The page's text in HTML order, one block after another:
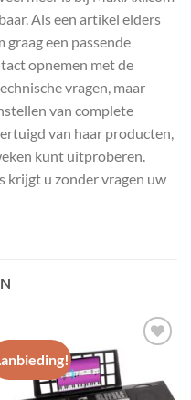
Als een artikel elders
een passende
opnemen met de
vragen, maar
van complete
van haar producten,
kunt uitproberen.
krijgt u zonder vragen uw
Toevoegen